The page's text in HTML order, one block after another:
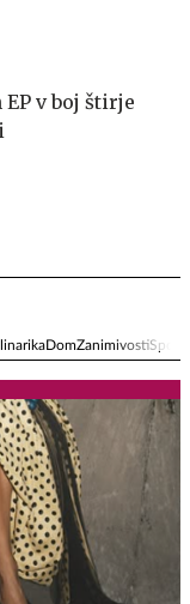
v boj štirje
DomZanimivosti